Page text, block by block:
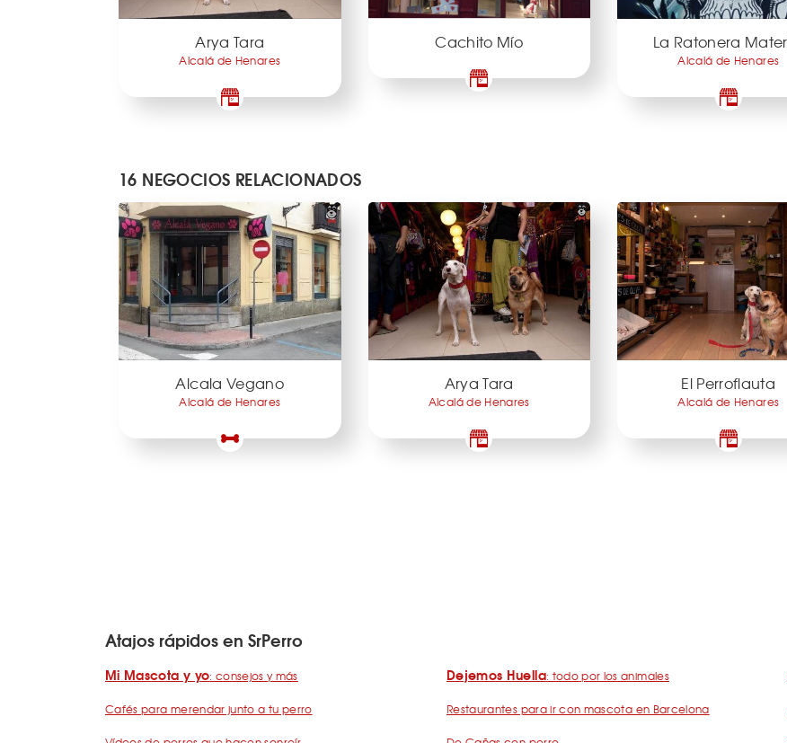
Arya Tara
Alcalá de Henares
Cachito Mío La Ratonera
Alcalá de Henares
16 NEGOCIOS RELACIONADOS
Alcala Vegano
Alcalá de Henares
Arya Tara
Alcalá de Henares
El Perroflauta
Alcalá de Henares
Atajos rápidos en SrPerro
Mi Mascota y yo: consejos y más
Cafés para merendar junto a tu perro
Dejemos Huella: todo por los animales
Restaurantes para ir con mascota en Barcelona